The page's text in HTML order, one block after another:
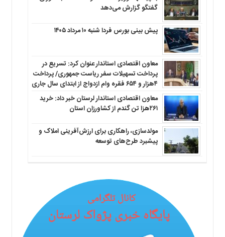
گفتگو گزارش می‌دهد
پیش بینی بورس فردا شنبه ۱۰ مرداد ۱۴۰۵
معاون اقتصادی استاندار عنوان کرد: تسریع در
پرداخت تسهیلات سفر ریاست جمهوری/ پرداخت
۴هزار و ۶۵۴ فقره وام ازدواج از ابتدای سال جاری
معاون اقتصادی استاندار لرستان خبر داد: خرید
۲۶۱هزا تن گندم از کشاورزان استان
مولدسازی، راهکاری برای ارزش‌آفرینی املاک و
پیشبرد طرح‌های توسعه